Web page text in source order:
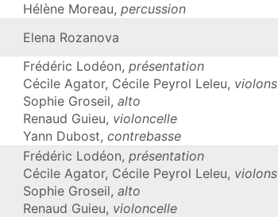
Hélène Moreau, percussion
Elena Rozanova
Frédéric Lodéon, présentation
Cécile Agator, Cécile Peyrol Leleu, violons
Sophie Groseil, alto
Renaud Guieu, violoncelle
Yann Dubost, contrebasse
Frédéric Lodéon, présentation
Cécile Agator, Cécile Peyrol Leleu, violons
Sophie Groseil, alto
Renaud Guieu, violoncelle